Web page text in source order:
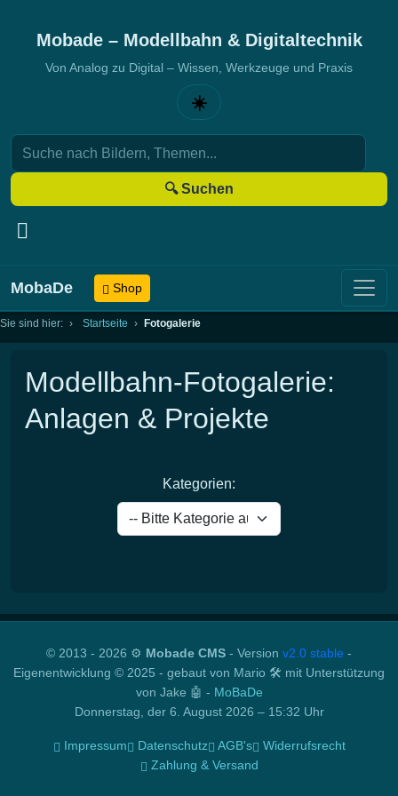
Mobade – Modellbahn & Digitaltechnik
Von Analog zu Digital – Wissen, Werkzeuge und Praxis
☀️
🔍 Suchen
MobaDe Shop
Sie sind hier: Startseite Fotogalerie
Modellbahn-Fotogalerie:
Anlagen & Projekte
Kategorien:
© 2013 - 2026 ⚙️ Mobade CMS - Version v2.0 stable -
Eigenentwicklung © 2025 - gebaut von Mario 🛠️ mit Unterstützung
von Jake 🤖 - MoBaDe
Donnerstag, der 6. August 2026 – 15:32 Uhr
Impressum Datenschutz AGB's
Widerrufsrecht
Zahlung & Versand